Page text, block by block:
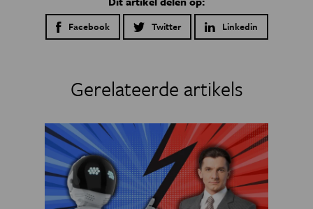
Facebook Twitter Linkedin
Gerelateerde artikels